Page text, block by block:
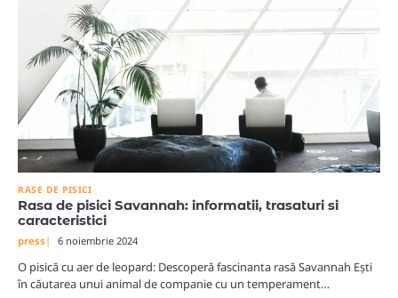
RASE DE PISICI
Rasa de pisici Savannah: informatii, trasaturi si
caracteristici
press 6 noiembrie 2024
O pisică cu aer de leopard: Descoperă fascinanta rasă Savannah Ești
în căutarea unui animal de companie cu un temperament…